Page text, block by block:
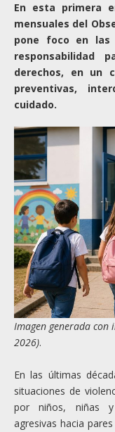
En esta primera
mensuales del
pone foco en las
responsabilidad
derechos, en un
preventivas,
cuidado.
Imagen generada con
2026).
En las últimas
situaciones de
por niños, niñas y
agresivas hacia